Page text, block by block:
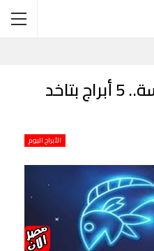
رغم حاستهم السادسة.. 5 أبراج بتاخد
الأبراج اليوم